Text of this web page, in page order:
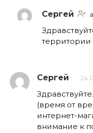
Сергей
территории
Сергей
(время от
интернет-
внимание к